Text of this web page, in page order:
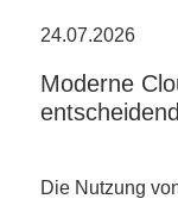
24.07.2026
Moderne
Die Nutzung